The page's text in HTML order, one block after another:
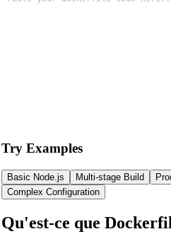
Try Examples
Basic Node.js Multi-stage Build
Complex Configuration
Qu'est-ce que